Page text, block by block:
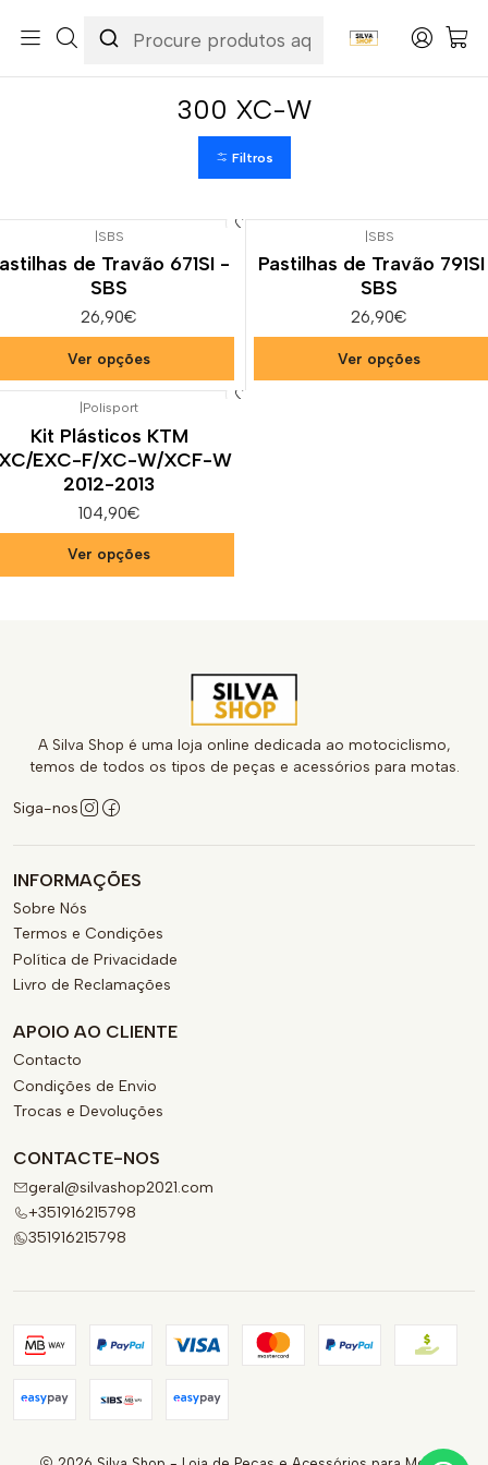
Suspensão & Travões
Pastilhas de Travão KTM 300 XC-W
300 XC-W
Filtros
|SBS
de Travão 671SI -
SBS
26,90€
Ver opções
|SBS
Pastilhas de Travão
SBS
26,90€
Ver opções
Polisport
Kit Plásticos KTM
EXC-F/XC-W/XCF-W
2012-2013
104,90€
Ver opções
A Silva Shop é uma loja online dedicada ao motociclismo,
temos de todos os tipos de peças e acessórios para motas.
Siga-nos
INFORMAÇÕES
Sobre Nós
Termos e Condições
Política de Privacidade
Livro de Reclamações
APOIO AO CLIENTE
Contacto
Condições de Envio
Trocas e Devoluções
CONTACTE-NOS
geral@silvashop2021.com
+351916215798
351916215798